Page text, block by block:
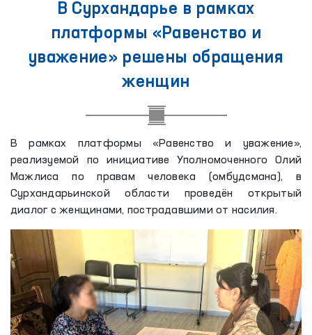
В Сурхандарье в рамках
платформы «Равенство и
уважение» решены обращения
женщин
В рамках платформы «Равенство и уважение»,
реализуемой по инициативе Уполномоченного Олий
Мажлиса по правам человека (омбудсмана), в
Сурхандарьинской области проведён открытый
диалог с женщинами, пострадавшими от насилия.